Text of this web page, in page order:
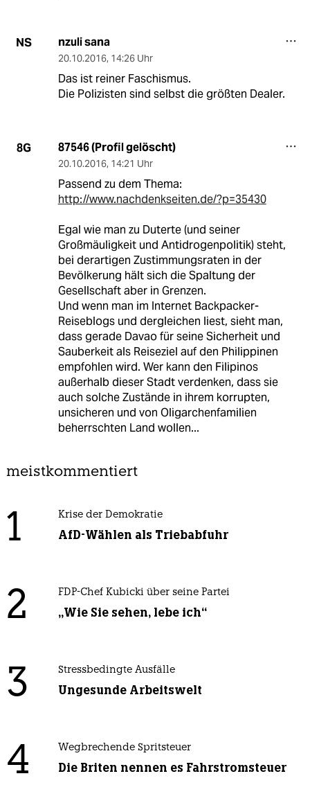
NS nzuli sana
20.10.2016, 14:26 Uhr
Das ist reiner Faschismus.
Die Polizisten sind selbst die größten Dealer.
8G 87546 (Profil gelöscht)
20.10.2016, 14:21 Uhr
Passend zu dem Thema:
http://www.nachdenkseiten.de/?p=35430
Egal wie man zu Duterte (und seiner
Großmäuligkeit und Antidrogenpolitik) steht,
bei derartigen Zustimmungsraten in der
Bevölkerung hält sich die Spaltung der
Gesellschaft aber in Grenzen.
Und wenn man im Internet Backpacker-
Reiseblogs und dergleichen liest, sieht man,
dass gerade Davao für seine Sicherheit und
Sauberkeit als Reiseziel auf den Philippinen
empfohlen wird. Wer kann den Filipinos
außerhalb dieser Stadt verdenken, dass sie
auch solche Zustände in ihrem korrupten,
unsicheren und von Oligarchenfamilien
beherrschten Land wollen...
meistkommentiert
1 Krise der Demokratie
AfD-Wählen als Triebabfuhr
2 FDP-Chef Kubicki über seine Partei
„Wie Sie sehen, lebe ich“
3 Stressbedingte Ausfälle
Ungesunde Arbeitswelt
4 Wegbrechende Spritsteuer
Die Briten nennen es Fahrstromsteuer